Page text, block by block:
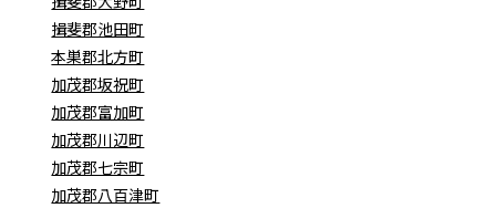
揖斐郡池田町
本巣郡北方町
加茂郡坂祝町
加茂郡富加町
加茂郡川辺町
加茂郡七宗町
加茂郡八百津町